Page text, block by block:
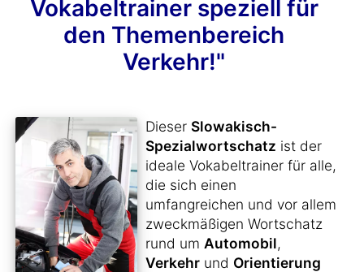
Vokabeltrainer speziell für
den Themenbereich
Verkehr!"
Dieser Slowakisch-
Spezialwortschatz ist der
ideale Vokabeltrainer für alle,
die sich einen
umfangreichen und vor allem
zweckmäßigen Wortschatz
rund um Automobil,
Verkehr und Orientierung